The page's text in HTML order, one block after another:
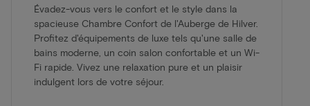
Évadez-vous vers le confort et le style dans la
spacieuse Chambre Confort de l'Auberge de Hilver.
Profitez d'équipements de luxe tels qu'une salle de
bains moderne, un coin salon confortable et un Wi-
Fi rapide. Vivez une relaxation pure et un plaisir
indulgent lors de votre séjour.